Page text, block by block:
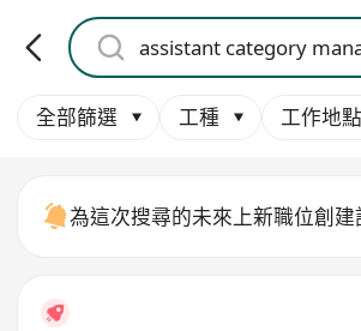
全部篩選 工種 工作地點
為這次搜尋的未來上新職位創建